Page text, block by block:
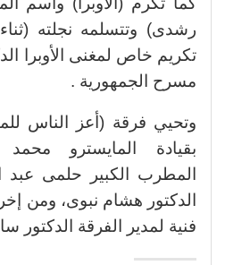
رشدى) وتتسلمه نجلته
تكريم خاص لمغنى الأوبرا
مسرح الجمهورية .
وتحيي فرقة (أعز الناس
بقيادة المايسترو
المطرب الكبير حلمى عبد
الدكتور هشام نبوى، ومن
فنية لمدير الفرقة الدكتور